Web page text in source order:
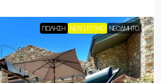
ΠΏΛΗΣΗ NEW LISTING ΝΕΟΔΜΗΤΟ